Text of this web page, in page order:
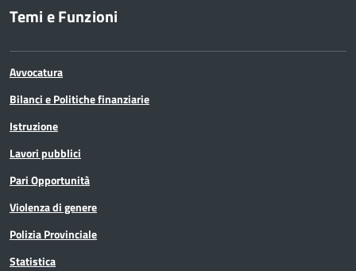
Temi e Funzioni
Avvocatura
Bilanci e Politiche finanziarie
Istruzione
Lavori pubblici
Pari Opportunità
Violenza di genere
Polizia Provinciale
Statistica